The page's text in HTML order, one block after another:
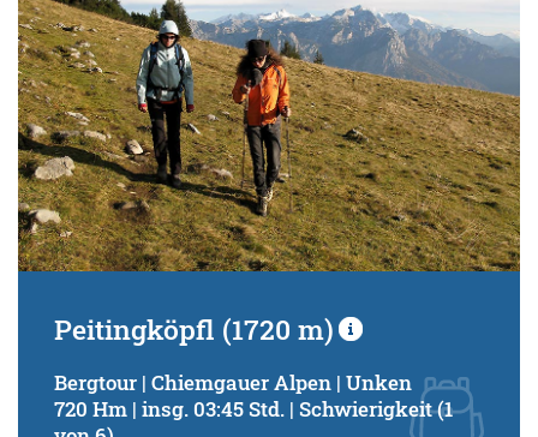
Peitingköpfl (1720 m)
Bergtour | Chiemgauer Alpen | Unken
720 Hm | insg. 03:45 Std. | Schwierigkeit (1